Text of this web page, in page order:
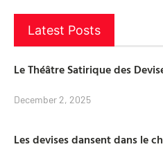
Latest Posts
Le Théâtre Satirique des
December 2, 2025
Les devises dansent dans le